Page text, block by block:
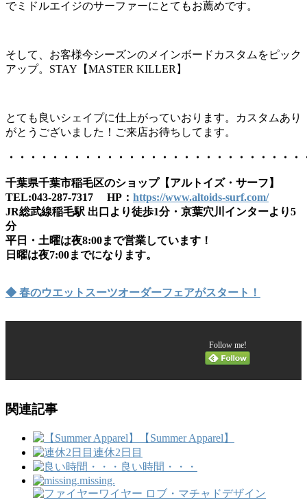
でミドルエイジのサーファーにとてもお薦めです。
そして、お客様今シーズンのメインボードカスタムをピック
アップ。STAY【MASTER KILLER】
とても良いシェイプに仕上がっていおります。カスタムあり
がとうございました！ご来店お待ちしてます。
・・・・・・・・・・・・・・・・・・・・・・・・・・
千葉県千葉市稲毛区のショップ【アルトイズ・サーフ】
TEL:043-287-7317 HP： https://www.altoids-surf.com/
JR総武線稲毛駅 出口より徒歩1分・京葉穴川インターより5
分
平日・土曜は夜8:00まで営業しています！
日曜は夜7:00までになります。
◆ 春のウエットスーツオーダーフェアがスタート！
Follow me!
関連記事
【Summer Apparel】
連休2日目
良い時間・・・
missing.